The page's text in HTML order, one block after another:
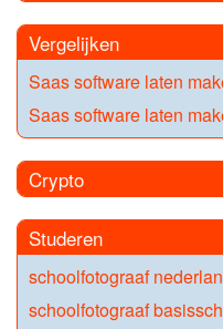
Vergelijken
Saas software laten
Saas software laten
Crypto
Studeren
schoolfotograaf
schoolfotograaf